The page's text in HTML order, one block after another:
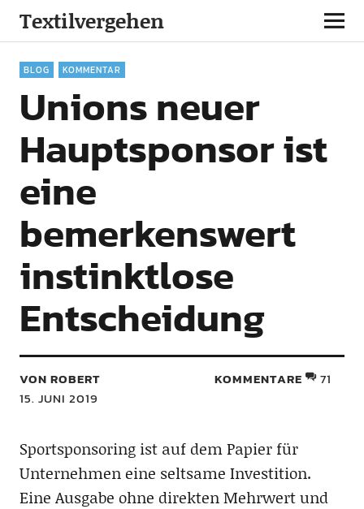
Textilvergehen
BLOG KOMMENTAR
Unions neuer
Hauptsponsor ist
eine
bemerkenswert
instinktlose
Entscheidung
VON ROBERT
15. JUNI 2019
KOMMENTARE 71
Sportsponsoring ist auf dem Papier für
Unternehmen eine seltsame Investition.
Eine Ausgabe ohne direkten Mehrwert und